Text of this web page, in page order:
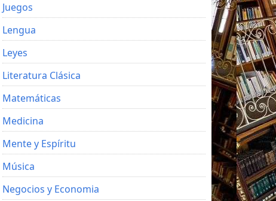
Juegos
Lengua
Leyes
Literatura Clásica
Matemáticas
Medicina
Mente y Espíritu
Música
Negocios y Economia